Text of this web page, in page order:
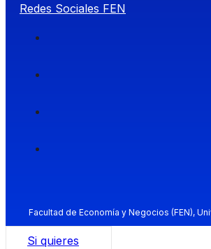
Redes Sociales FEN
Facultad de Economía y Negocios (FEN),
Si quieres